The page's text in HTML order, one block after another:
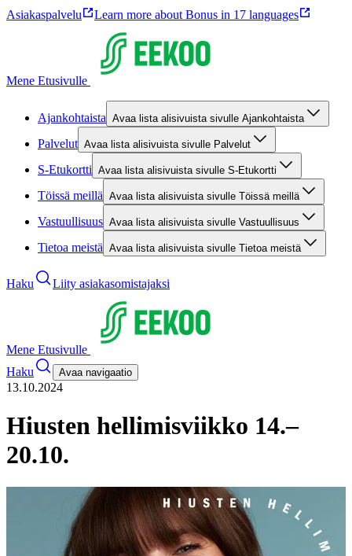
Asiakaspalvelu Learn more about Bonus in 17 languages
Mene Etusivulle
Ajankohtaista Avaa lista alisivuista sivulle Ajankohtaista
Palvelut Avaa lista alisivuista sivulle Palvelut
S-Etukortti Avaa lista alisivuista sivulle S-Etukortti
Töissä meillä Avaa lista alisivuista sivulle Töissä meillä
Vastuullisuus Avaa lista alisivuista sivulle Vastuullisuus
Tietoa meistä Avaa lista alisivuista sivulle Tietoa meistä
Haku Liity asiakasomistajaksi
Mene Etusivulle
Haku
Avaa navigaatio
13.10.2024
Hiusten hellimisviikko 14.–
20.10.